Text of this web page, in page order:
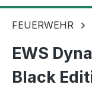
FEUERWEHR
EWS
Black